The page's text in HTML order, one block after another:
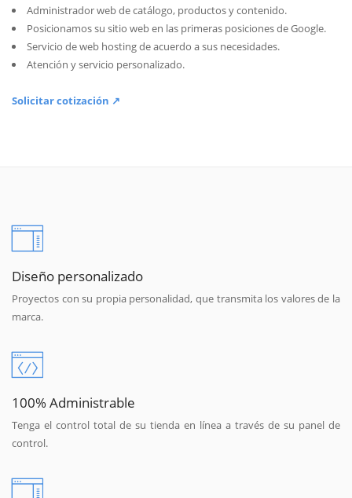
Administrador web de catálogo, productos y contenido.
Posicionamos su sitio web en las primeras posiciones de Google.
Servicio de web hosting de acuerdo a sus necesidades.
Atención y servicio personalizado.
Solicitar cotización ↗
Diseño personalizado
Proyectos con su propia personalidad, que transmita los valores de la
marca.
100% Administrable
Tenga el control total de su tienda en línea a través de su panel de
control.